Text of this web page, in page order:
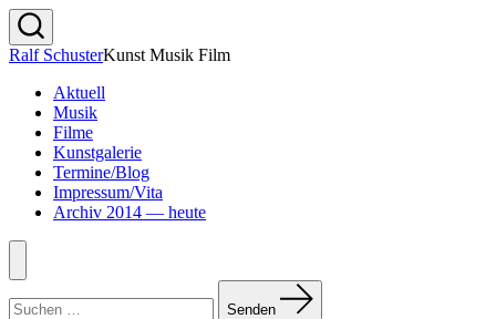
Zum
Inhalt
springen
Suche
ein-/ausblenden
Ralf SchusterKunst Musik Film
Aktuell
Musik
Filme
Kunstgalerie
Termine/Blog
Impressum/Vita
Archiv 2014 — heute
Menü
nach:
Senden